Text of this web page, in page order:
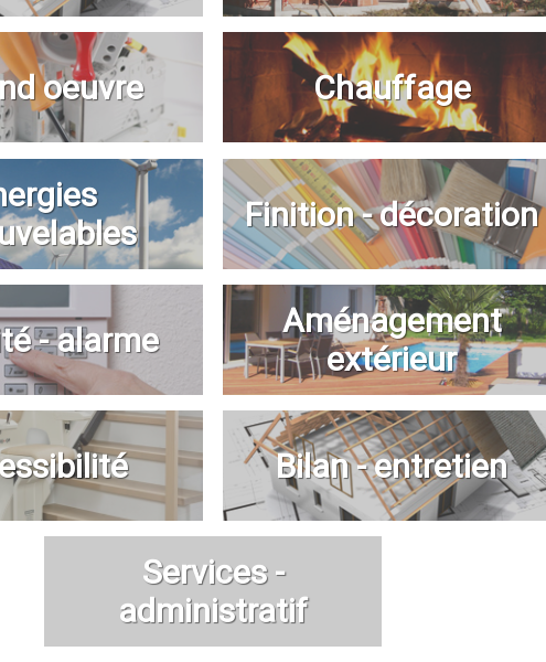
oeuvre Chauffage
Finition - décoration
- alarme
Aménagement
extérieur
Bilan - entretien
Services -
administratif